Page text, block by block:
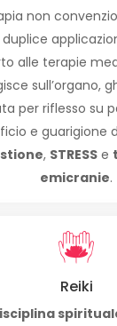
non
alle terapie
sull’organo,
per riflesso su
e guarigione
, STRESS e
emicranie.
Reiki